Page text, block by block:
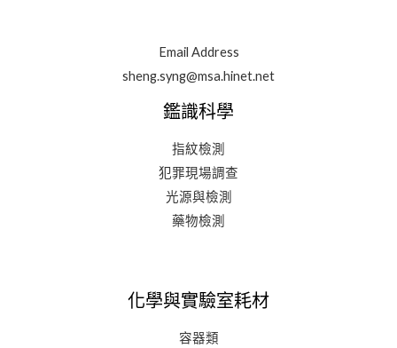
Email Address
sheng.syng@msa.hinet.net
鑑識科學
指紋檢測
犯罪現場調查
光源與檢測
藥物檢測
化學與實驗室耗材
容器類